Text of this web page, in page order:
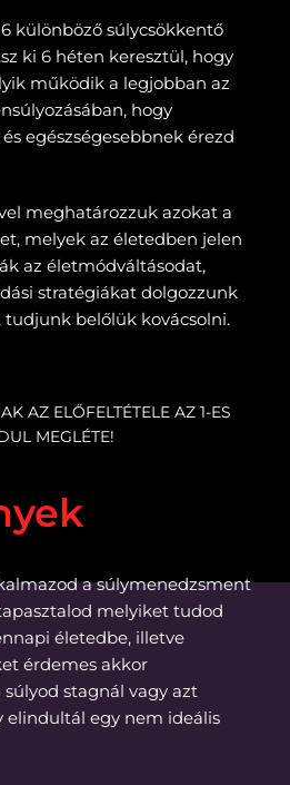
különböző súlycsökkentő
ki 6 héten keresztül, hogy
működik a legjobban az
hogy
egészségesebbnek érezd
meghatározzuk azokat a
melyek az életedben jelen
az életmódváltásodat,
stratégiákat dolgozzunk
tudjunk belőlük kovácsolni.
AZ ELŐFELTÉTELE AZ 1-ES
MEGLÉTE!
a súlymenedzsment
melyiket tudod
életedbe, illetve
érdemes akkor
stagnál vagy azt
elindultál egy nem ideális